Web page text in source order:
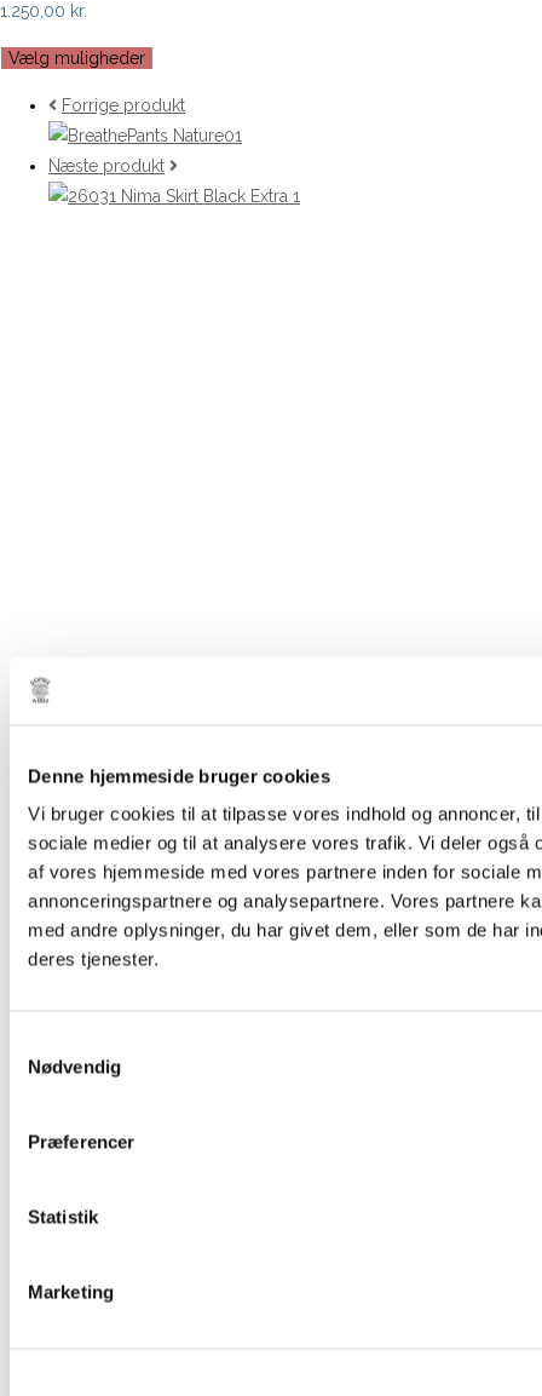
Denne hjemmeside bruger cookies
Vi bruger cookies til at tilpasse vores indhold og annoncer,
sociale medier og til at analysere vores trafik. Vi deler også
af vores hjemmeside med vores partnere inden for sociale
annonceringspartnere og analysepartnere. Vores partnere
med andre oplysninger, du har givet dem, eller som de har
deres tjenester.
Nødvendig
Præferencer
Statistik
Marketing
1.250,00 kr.
Vælg muligheder
Forrige produkt
Næste produkt